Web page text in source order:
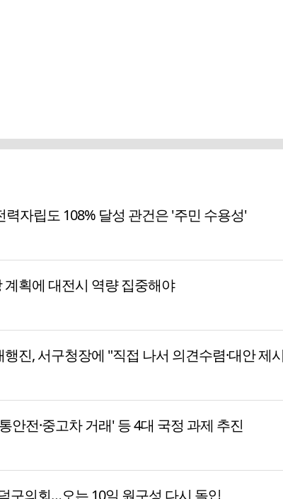
력자립도 108% 달성 관건은 '주민 수용성'
획에 대전시 역량 집중해야
진, 서구청장에 "직접 나서 의견수렴·대안 제
안전·중고차 거래' 등 4대 국정 과제 추진
구의회…오는 10일 원구성 다시 돌입